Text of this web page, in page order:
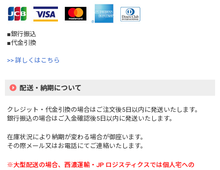
■銀行振込
■代金引換
>> 詳しくはこちら
配送・納期について
クレジット・代金引換の場合はご注文後5日以内に発送いたします。
銀行振込の場合はご入金確認後5日以内に発送いたします。
在庫状況により納期が変わる場合が御座います。
その際メール又はお電話にてご連絡いたします。
※大型配送の場合、西濃運輸・JP ロジスティクスでは個人宅への